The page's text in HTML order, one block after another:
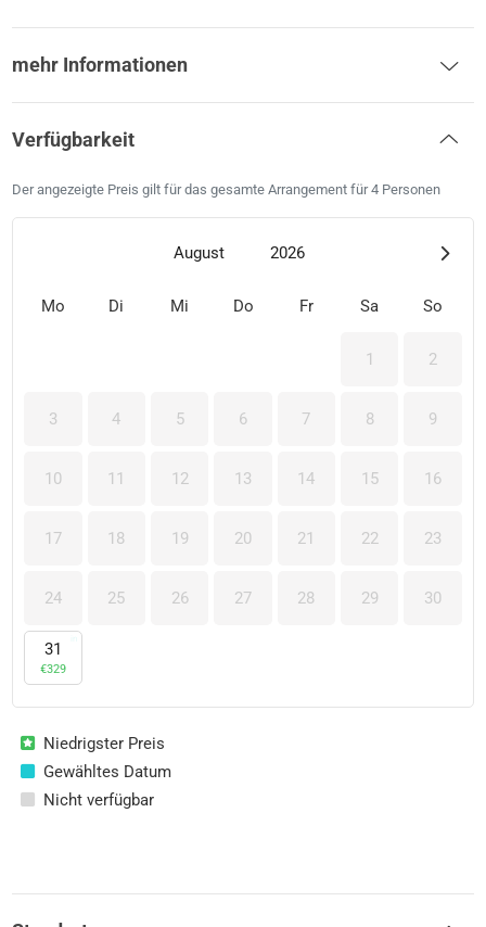
mehr Informationen
Verfügbarkeit
Der angezeigte Preis gilt für das gesamte Arrangement für 4 Personen
August 2026
Mo Di Mi Do Fr Sa So
1 2
3 4 5 6 7 8 9
10 11 12 13 14 15 16
17 18 19 20 21 22 23
24 25 26 27 28 29 30
31
€329
Niedrigster Preis
Gewähltes Datum
Nicht verfügbar